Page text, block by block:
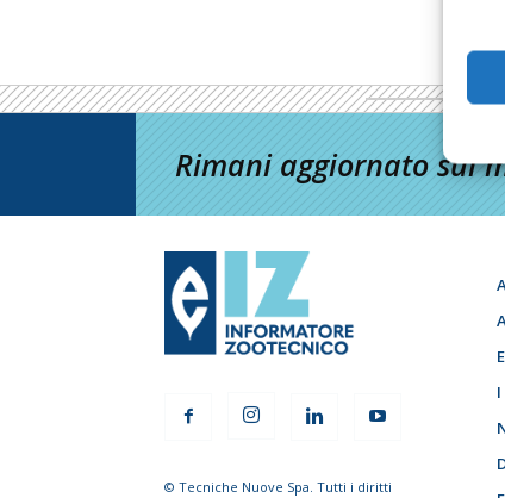
Rimani aggiornato sul
© Tecniche Nuove Spa. Tutti i diritti
I